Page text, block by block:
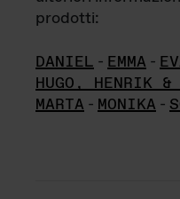
prodotti:
DANIEL - EMMA -
HUGO, HENRIK
MARTA - MONIKA -